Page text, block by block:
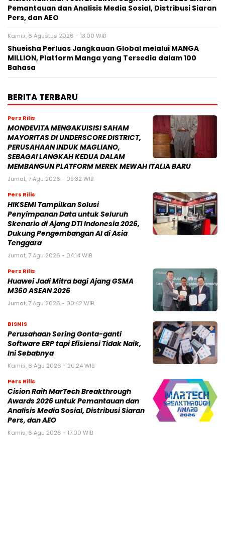
Pemantauan dan Analisis Media Sosial, Distribusi Siaran
Pers, dan AEO
Kamis, 6 Agustus 2026 - 13:00 WIB
Shueisha Perluas Jangkauan Global melalui MANGA
MILLION, Platform Manga yang Tersedia dalam 100
Bahasa
BERITA TERBARU
Pers Rilis
MONDEVITA MENGAKUISISI SAHAM
MAYORITAS DI UNDERSCORE DISTRICT,
PERUSAHAAN INDUK MAGLIANO,
SEBAGAI LANGKAH KEDUA DALAM
MEMBANGUN PLATFORM MEREK MEWAH ITALIA BARU
Jumat, 7 Agu 2026 - 09:32 WIB
Pers Rilis
HIKSEMI Tampilkan Solusi
Penyimpanan Data untuk Seluruh
Skenario di Ajang DTI Indonesia 2026,
Dukung Pengembangan AI di Asia
Tenggara
Jumat, 7 Agu 2026 - 04:14 WIB
Pers Rilis
Huawei Jadi Mitra bagi Ajang GSMA
M360 ASEAN 2026
Jumat, 7 Agu 2026 - 00:42 WIB
BISNIS
Perusahaan Sering Gonta-ganti
Software ERP tapi Efisiensi Tidak Naik,
Ini Sebabnya
Kamis, 6 Agu 2026 - 20:24 WIB
Pers Rilis
Cision Raih MarTech Breakthrough
Awards 2026 untuk Pemantauan dan
Analisis Media Sosial, Distribusi Siaran
Pers, dan AEO
Kamis, 6 Agu 2026 - 17:00 WIB